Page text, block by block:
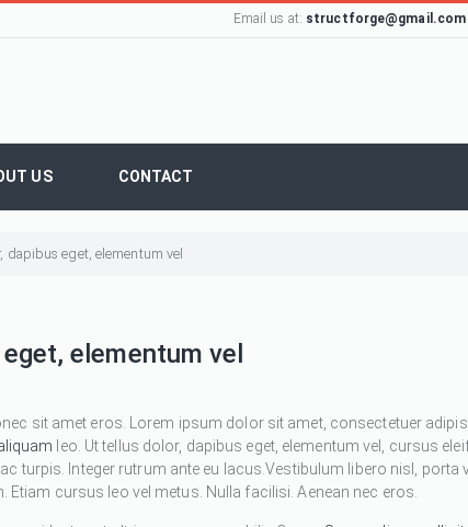
Email us at: structforge@gmail.com
US CONTACT
dapibus eget, elementum vel
elementum vel
sit amet eros. Lorem ipsum dolor sit amet, consectetuer
leo. Ut tellus dolor, dapibus eget, elementum vel, cursus
turpis. Integer rutrum ante eu lacus.Vestibulum libero nisl, porta
Etiam cursus leo vel metus. Nulla facilisi. Aenean nec eros.